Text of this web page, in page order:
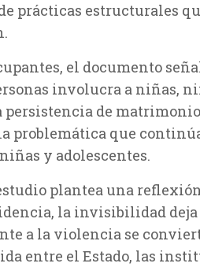
prácticas estructurales
el documento
involucra a niñas,
persistencia de
problemática que
y adolescentes.
plantea una
la invisibilidad
a la violencia se
entre el Estado, las